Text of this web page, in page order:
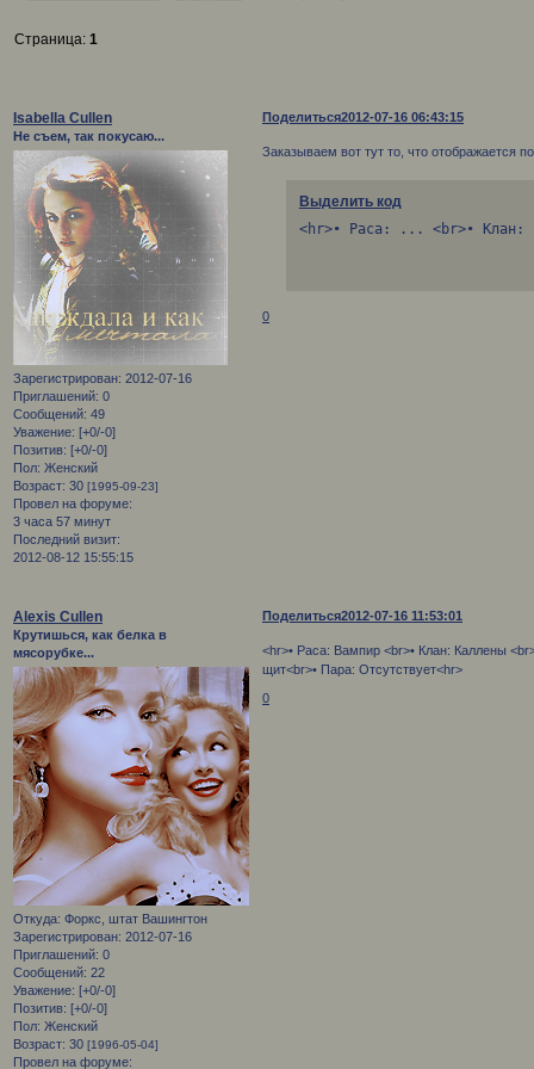
Страница:1
Поделиться2012-07-16 06:43:15
Isabella Cullen
Не съем, так покусаю...
Зарегистрирован: 2012-07-16
Приглашений: 0
Сообщений: 49
Уважение: [+0/-0]
Позитив: [+0/-0]
Пол: Женский
Возраст: 30 [1995-09-23]
Провел на форуме:
3 часа 57 минут
Последний визит:
2012-08-12 15:55:15
Заказываем вот тут то, что отображается
Выделить код
<hr>• Раса: ... <br>•
0
Поделиться2012-07-16 11:53:01
Alexis Cullen
Крутишься, как белка в
мясорубке...
Откуда: Форкс, штат Вашингтон
Зарегистрирован: 2012-07-16
Приглашений: 0
Сообщений: 22
Уважение: [+0/-0]
Позитив: [+0/-0]
Пол: Женский
Возраст: 30 [1996-05-04]
Провел на форуме:
<hr>• Раса: Вампир <br>• Клан: Каллены
щит<br>• Пара: Отсутствует<hr>
0